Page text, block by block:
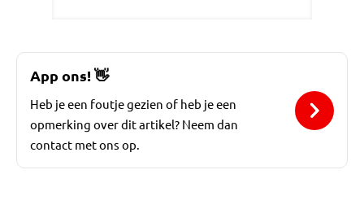
App ons!👋
Heb je een foutje gezien of heb je een
opmerking over dit artikel? Neem dan
contact met ons op.